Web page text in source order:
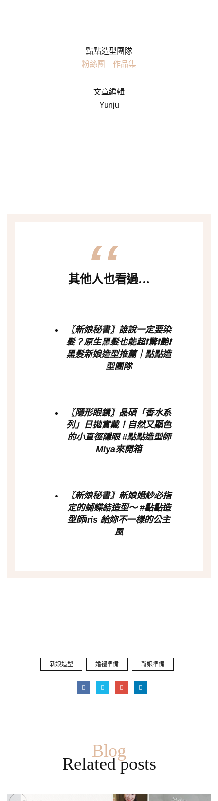
點點造型團隊
粉絲團
作品集
文章編輯
Yunju
其他人也看過…
〖新娘秘書〗誰說一定要染
髮？原生黑髮也能超❗驚❗艷❗
黑髮新娘造型推薦｜點點造
型團隊
〖隱形眼鏡〗晶碩「香水系
列」日拋實戴！自然又顯色
的小直徑隱眼 #點點造型師
Miya來開箱
〖新娘秘書〗新娘婚紗必指
定的蝴蝶結造型～ #點點造
型師Iris 給妳不一樣的公主
風
新娘造型 婚禮準備 新娘準備
Blog
Related posts